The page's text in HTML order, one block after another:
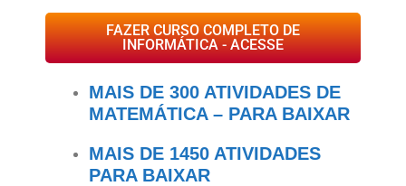
FAZER CURSO COMPLETO DE
INFORMÁTICA - ACESSE
MAIS DE 300 ATIVIDADES DE
MATEMÁTICA – PARA BAIXAR
MAIS DE 1450 ATIVIDADES
PARA BAIXAR